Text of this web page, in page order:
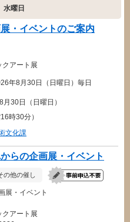
水曜日
・イベントのご案内
アート展
年8月30日（日曜日）毎日
30日（日曜日）
30分）
文化課
らの企画展・イベント
の他の催し
展・イベント
アート展